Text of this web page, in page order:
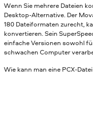
Wenn Sie mehrere Dateien
Desktop-Alternative. Der
180 Dateiformaten zurecht,
konvertieren. Sein
einfache Versionen sowohl
schwachen Computer
Wie kann man eine PCX-